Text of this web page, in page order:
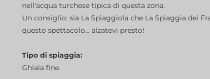
nell'acqua turchese tipica di questa zona.
Un consiglio: sia La Spiaggiola che La Spiaggia dei
questo spettacolo… alzatevi presto!
Tipo di spiaggia:
Ghiaia fine.